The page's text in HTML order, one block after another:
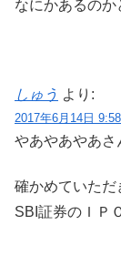
なにかあるのか
しゅう より:
2017年6月14日
やあやあやあさ
確かめていただ
SBI証券のＩＰ